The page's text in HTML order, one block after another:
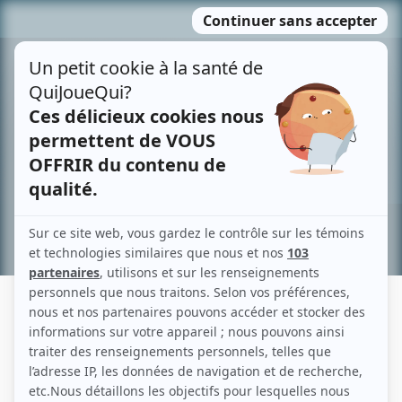
MENU
contenu
Recherche avancée »
JACQUES DESPINS
Liens
Fiche de Jacques Despins sur Showbizz.net